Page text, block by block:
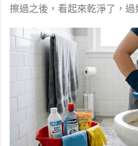
擦過之後，看起來乾淨了，過